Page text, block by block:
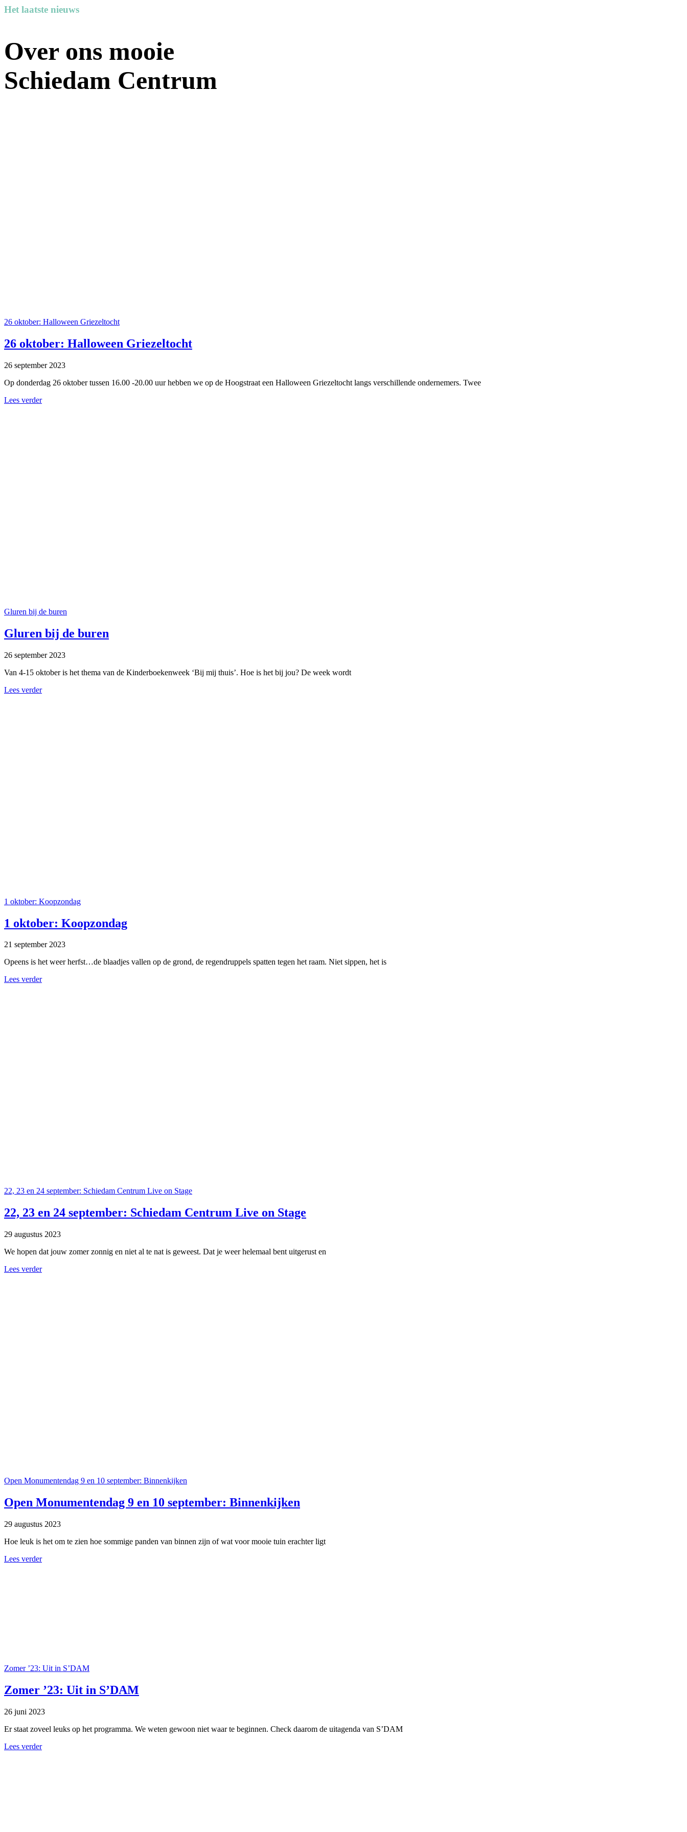
Het laatste nieuws
Over ons mooie
Schiedam Centrum
26 oktober: Halloween Griezeltocht
26 oktober: Halloween Griezeltocht
26 september 2023
Op donderdag 26 oktober tussen 16.00 -20.00 uur hebben we op de Hoogstraat een Halloween Griezeltocht langs verschillende ondernemers. Twee
Lees verder
Gluren bij de buren
Gluren bij de buren
26 september 2023
Van 4-15 oktober is het thema van de Kinderboekenweek ‘Bij mij thuis’. Hoe is het bij jou? De week wordt
Lees verder
1 oktober: Koopzondag
1 oktober: Koopzondag
21 september 2023
Opeens is het weer herfst…de blaadjes vallen op de grond, de regendruppels spatten tegen het raam. Niet sippen, het is
Lees verder
22, 23 en 24 september: Schiedam Centrum Live on Stage
22, 23 en 24 september: Schiedam Centrum Live on Stage
29 augustus 2023
We hopen dat jouw zomer zonnig en niet al te nat is geweest. Dat je weer helemaal bent uitgerust en
Lees verder
Open Monumentendag 9 en 10 september: Binnenkijken
Open Monumentendag 9 en 10 september: Binnenkijken
29 augustus 2023
Hoe leuk is het om te zien hoe sommige panden van binnen zijn of wat voor mooie tuin erachter ligt
Lees verder
Zomer ’23: Uit in S’DAM
Zomer ’23: Uit in S’DAM
26 juni 2023
Er staat zoveel leuks op het programma. We weten gewoon niet waar te beginnen. Check daarom de uitagenda van S’DAM
Lees verder